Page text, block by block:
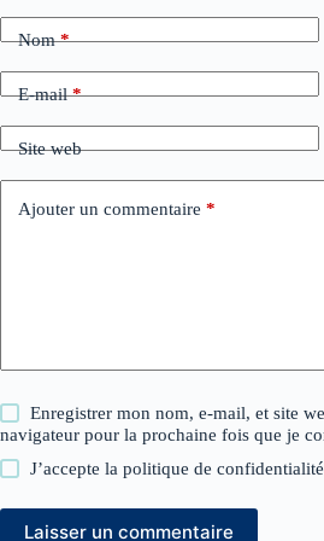
Nom*
E-mail*
Site web
Ajouter un commentaire *
Enregistrer mon nom, e-mail, et site
navigateur pour la prochaine fois que je
J’accepte lapolitique de confidentialité
Laisser un commentaire